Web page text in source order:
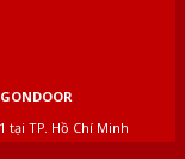
tại TP. Hồ Chí Minh